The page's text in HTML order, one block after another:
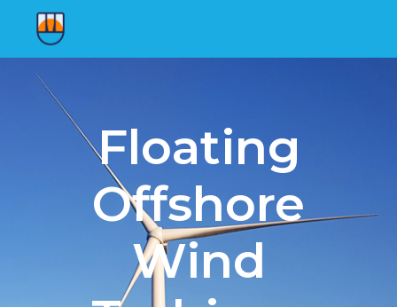
Floating
Offshore
Wind